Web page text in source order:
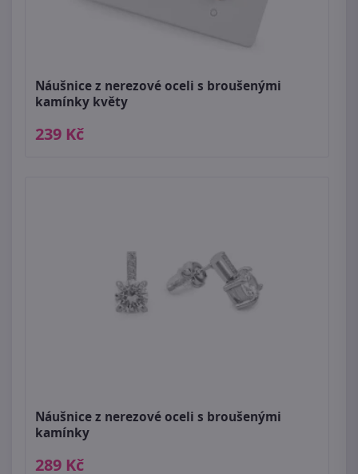
Náušnice z nerezové oceli s broušenými
kamínky květy
239 Kč
Náušnice z nerezové oceli s broušenými
kamínky
289 Kč